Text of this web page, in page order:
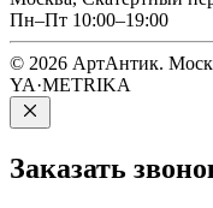
Пн–Пт 10:00–19:00
© 2026 АртАнтик.
YA·METRIKA
Заказать